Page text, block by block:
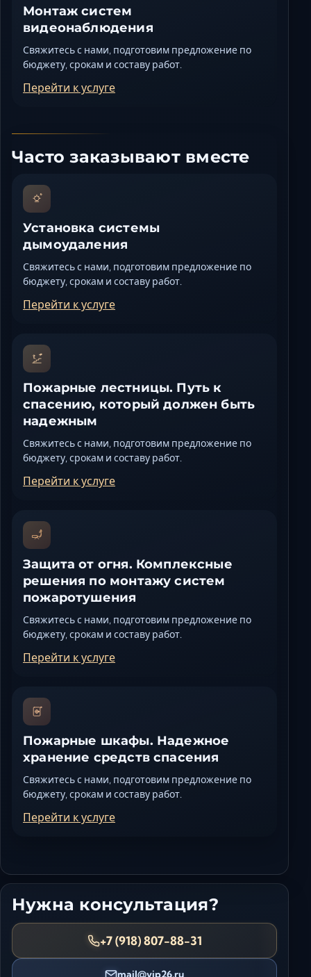
Монтаж систем
видеонаблюдения
Свяжитесь с нами, подготовим предложение по
бюджету, срокам и составу работ.
Перейти к услуге
Часто заказывают вместе
Установка системы
дымоудаления
Свяжитесь с нами, подготовим предложение по
бюджету, срокам и составу работ.
Перейти к услуге
Пожарные лестницы. Путь к
спасению, который должен быть
надежным
Свяжитесь с нами, подготовим предложение по
бюджету, срокам и составу работ.
Перейти к услуге
Защита от огня. Комплексные
решения по монтажу систем
пожаротушения
Свяжитесь с нами, подготовим предложение по
бюджету, срокам и составу работ.
Перейти к услуге
Пожарные шкафы. Надежное
хранение средств спасения
Свяжитесь с нами, подготовим предложение по
бюджету, срокам и составу работ.
Перейти к услуге
Нужна консультация?
+7 (918) 807-88-31
mail@vip26.ru